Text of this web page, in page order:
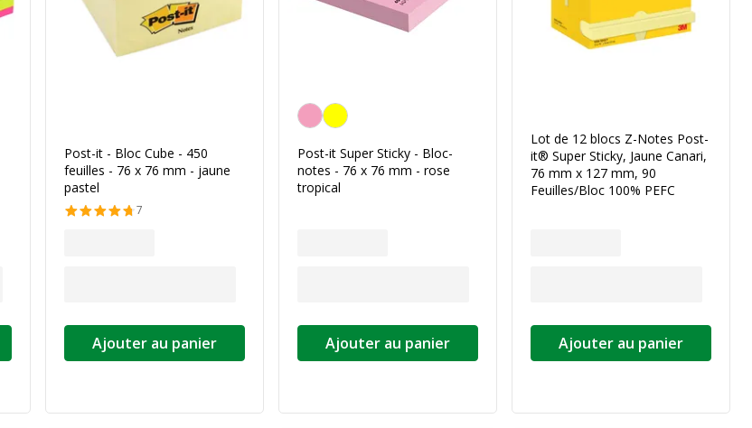
Post-it - Bloc Cube - 450
feuilles - 76 x 76 mm - jaune
pastel
7
Ajouter au panier
Rose
Post-it Super Sticky - Bloc-
notes - 76 x 76 mm - rose
tropical
Ajouter au panier
Lot de 12 blocs Z-Notes Post-
it® Super Sticky, Jaune Canari,
76 mm x 127 mm, 90
Feuilles/Bloc 100% PEFC
Ajouter au panier